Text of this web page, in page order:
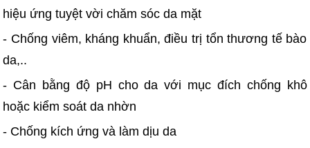
hiệu ứng tuyệt vời chăm sóc da mặt
- Chống viêm, kháng khuẩn, điều trị tổn thương tế bào
da,..
- Cân bằng độ pH cho da với mục đích chống khô
hoặc kiểm soát da nhờn
- Chống kích ứng và làm dịu da